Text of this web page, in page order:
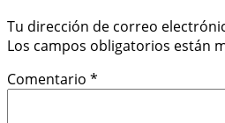
Tu dirección de correo
Los campos obligatorios están
Comentario *